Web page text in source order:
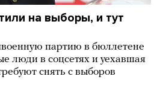
на выборы, и тут
партию в бюллетене
люди в соцсетях и уехавшая
снять с выборов